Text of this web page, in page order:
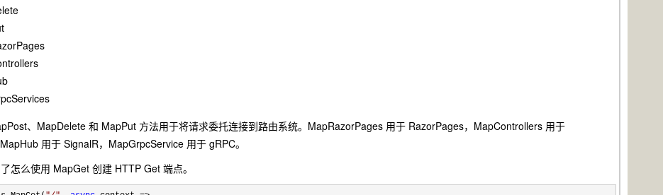
、MapDelete 和 MapPut 方法用于将请求委托连接到路由系统。MapRazorPages 用于 RazorPages，MapControllers 用于
用于 SignalR，MapGrpcService 用于 gRPC。
怎么使用 MapGet 创建 HTTP Get 端点。